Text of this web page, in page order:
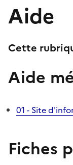
Aide
Cette
Aide
01 - Site
Fiches